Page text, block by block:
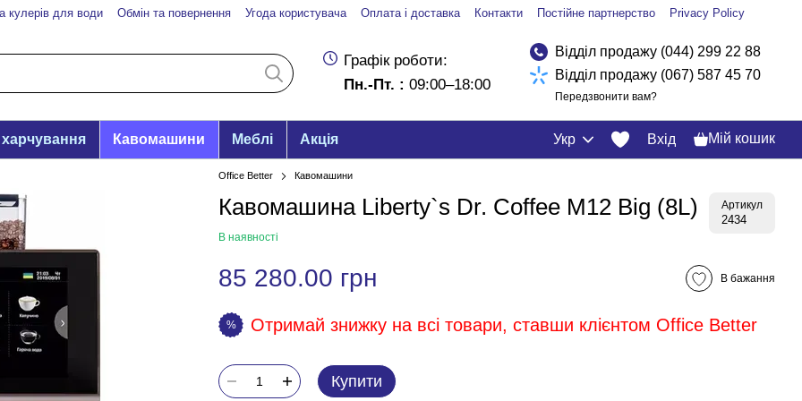
кулерів для води Обмін та повернення Угода користувача Оплата і доставка Контакти Постійне партнерство Privacy Policy
Графік роботи:
Пн.-Пт. : 09:00–18:00
Відділ продажу (044) 299 22 88
Відділ продажу (067) 587 45 70
Передзвонити вам?
Кавомашини Меблі Акція Укр Вхід Мій кошик
Office Better Кавомашини
Кавомашина Liberty`s Dr. Coffee M12 Big (8L) Артикул
2434
В наявності
85 280.00 грн В бажання
% Отримай знижку на всі товари, ставши клієнтом Office Better
Купити